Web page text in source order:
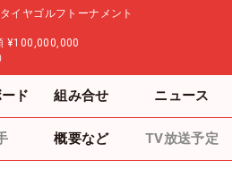
イヤゴルフトーナメント
¥100,000,000
ド 組み合せ ニュース
概要など TV放送予定